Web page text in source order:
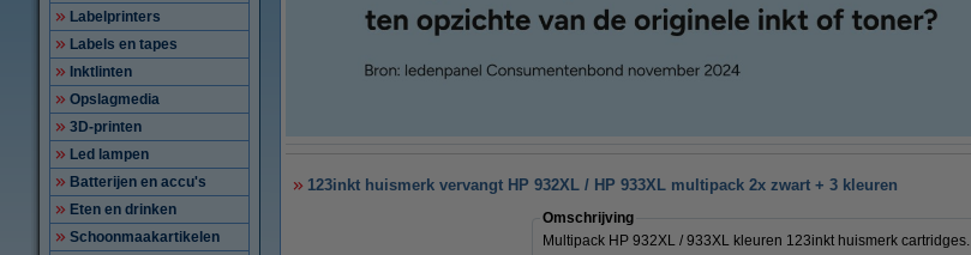
Labelprinters
Labels en tapes
Inktlinten
Opslagmedia
3D-printen
Led lampen
Batterijen en accu's
Eten en drinken
Schoonmaakartikelen
123inkt huismerk vervangt HP 932XL / HP 933XL multipack 2x zwart + 3 kleuren
Omschrijving
Multipack HP 932XL / 933XL kleuren 123inkt huismerk cartridges.